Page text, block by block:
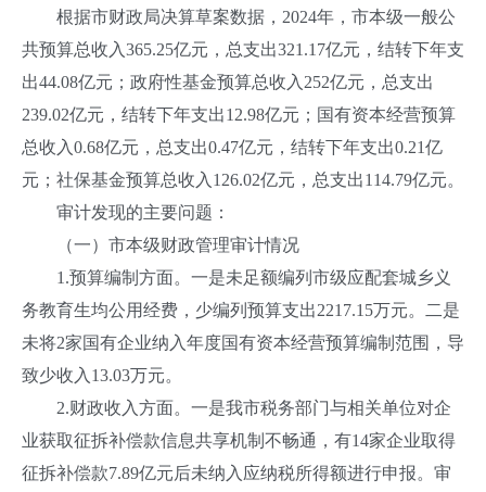
根据市财政局决算草案数据，2024年，市本级一般公
共预算总收入365.25亿元，总支出321.17亿元，结转下年支
出44.08亿元；政府性基金预算总收入252亿元，总支出
239.02亿元，结转下年支出12.98亿元；国有资本经营预算
总收入0.68亿元，总支出0.47亿元，结转下年支出0.21亿
元；社保基金预算总收入126.02亿元，总支出114.79亿元。
审计发现的主要问题：
（一）市本级财政管理审计情况
1.预算编制方面。一是未足额编列市级应配套城乡义
务教育生均公用经费，少编列预算支出2217.15万元。二是
未将2家国有企业纳入年度国有资本经营预算编制范围，导
致少收入13.03万元。
2.财政收入方面。一是我市税务部门与相关单位对企
业获取征拆补偿款信息共享机制不畅通，有14家企业取得
征拆补偿款7.89亿元后未纳入应纳税所得额进行申报。审